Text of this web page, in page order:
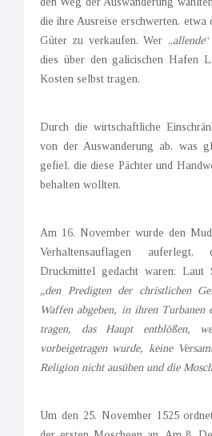
die ihre Ausreise erschwerten, etwa
Güter zu verkaufen. Wer „allende
dies über den galicischen Hafen
Kosten selbst tragen.
Durch die wirtschaftliche
von der Auswanderung ab, was
gefiel, die diese Pächter und
behalten wollten.
Am 16. November wurde den
Verhaltensauflagen
Druckmittel gedacht waren: Laut
„den Predigten der christlichen
Waffen abgeben, in ihren Turbanen
tragen, das Haupt entblößen,
vorbeigetragen wurde, keine
Religion nicht ausüben und die
Um den 25. November 1525